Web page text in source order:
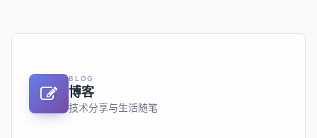
BLOG
博客
技术分享与生活随笔